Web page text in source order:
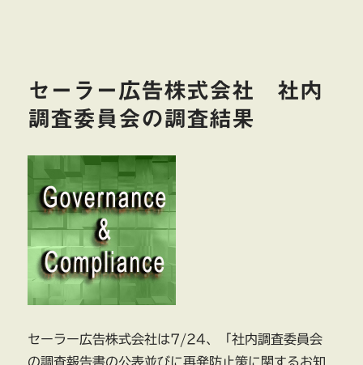
セーラー広告株式会社 社内
調査委員会の調査結果
セーラー広告株式会社は7/24、「社内調査委員会
の調査報告書の公表並びに再発防止策に関するお知